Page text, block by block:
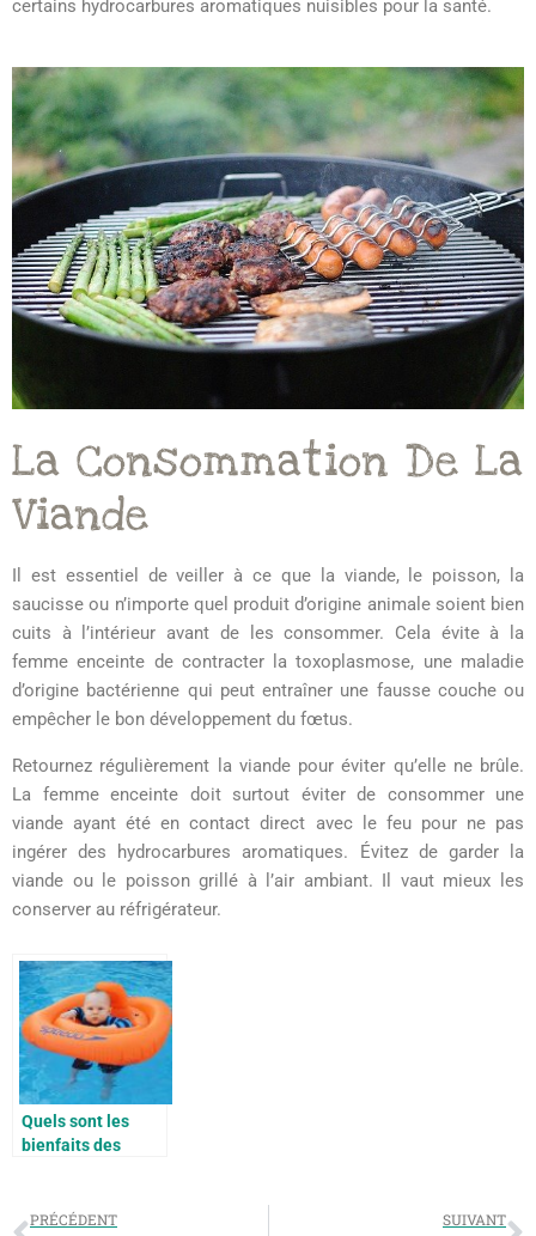
certains hydrocarbures aromatiques nuisibles pour la santé.
La Consommation De La
Viande
Il est essentiel de veiller à ce que la viande, le poisson, la
saucisse ou n’importe quel produit d’origine animale soient bien
cuits à l’intérieur avant de les consommer. Cela évite à la
femme enceinte de contracter la toxoplasmose, une maladie
d’origine bactérienne qui peut entraîner une fausse couche ou
empêcher le bon développement du fœtus.
Retournez régulièrement la viande pour éviter qu’elle ne brûle.
La femme enceinte doit surtout éviter de consommer une
viande ayant été en contact direct avec le feu pour ne pas
ingérer des hydrocarbures aromatiques. Évitez de garder la
viande ou le poisson grillé à l’air ambiant. Il vaut mieux les
conserver au réfrigérateur.
Quels sont les
bienfaits des
PRÉCÉDENT SUIVANT